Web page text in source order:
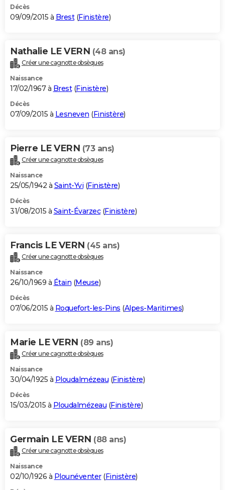
Décès
09/09/2015 à Brest(Finistère)
Nathalie LE VERN (48 ans)
Créer une cagnotte obsèques
Naissance
17/02/1967 à Brest(Finistère)
Décès
07/09/2015 à Lesneven (Finistère)
Pierre LE VERN (73 ans)
Créer une cagnotte obsèques
Naissance
25/05/1942 à Saint-Yvi (Finistère)
Décès
31/08/2015 à Saint-Évarzec(Finistère)
Francis LE VERN (45 ans)
Créer une cagnotte obsèques
Naissance
26/10/1969 à Étain (Meuse)
Décès
07/06/2015 à Roquefort-les-Pins (Alpes-Maritimes)
Marie LE VERN (89 ans)
Créer une cagnotte obsèques
Naissance
30/04/1925 à Ploudalmézeau (Finistère)
Décès
15/03/2015 à Ploudalmézeau (Finistère)
Germain LE VERN (88 ans)
Créer une cagnotte obsèques
Naissance
02/10/1926 à Plounéventer(Finistère)